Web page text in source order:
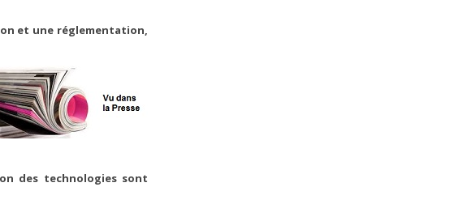
et une réglementation,
des technologies sont